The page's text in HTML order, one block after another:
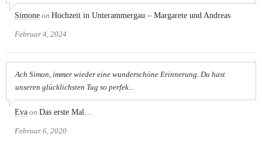
Simone on Hochzeit in Unterammergau – Margarete und Andreas
Februar 4, 2024
Ach Simon, immer wieder eine wunderschöne Erinnerung. Du hast
unseren glücklichsten Tag so perfek...
Eva on Das erste Mal…
Februar 6, 2020